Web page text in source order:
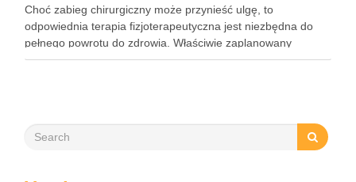
Choć zabieg chirurgiczny może przynieść ulgę, to
odpowiednia terapia fizjoterapeutyczna jest niezbędna do
pełnego powrotu do zdrowia. Właściwie zaplanowany
program rehabilitacji, obejmujący intensywne ćwiczenia oraz